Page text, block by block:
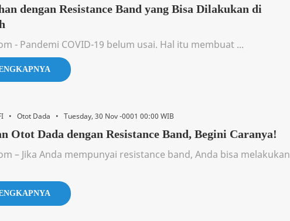
dengan Resistance Band yang Bisa Dilakukan di
- Pandemi COVID-19 belum usai. Hal itu membuat ...
• Otot Dada • Tuesday, 30 Nov -0001 00:00 WIB
Otot Dada dengan Resistance Band, Begini Caranya!
– Jika Anda mempunyai resistance band, Anda bisa melakukan